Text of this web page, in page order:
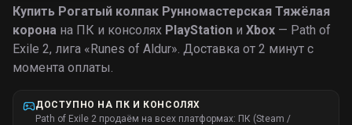
Купить Рогатый колпак Рунномастерская Тяжёлая
корона на ПК и консолях PlayStation и Xbox — Path of
Exile 2, лига «Runes of Aldur». Доставка от 2 минут с
момента оплаты.
ДОСТУПНО НА ПК И КОНСОЛЯХ
Path of Exile 2 продаём на всех платформах: ПК (Steam /